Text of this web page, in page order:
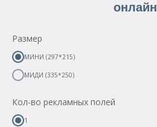
онлайн
Размер
МИНИ (297*215)
МИДИ (335*250)
Кол-во рекламных полей
1